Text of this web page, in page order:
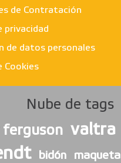
de Contratación
privacidad
de datos personales
Cookies
Nube de tags
ferguson
valtra
bidón maqueta